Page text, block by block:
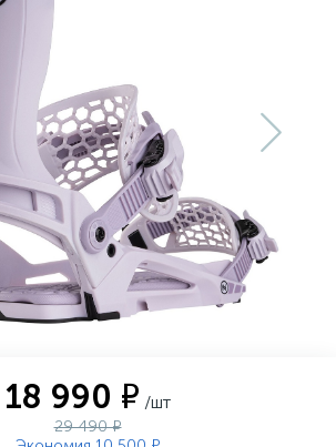
18 990 ₽ /шт
29 490 ₽